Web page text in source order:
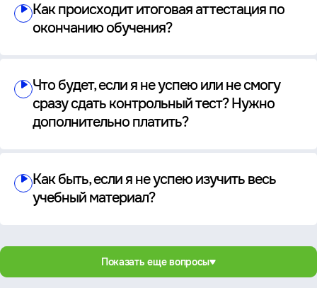
Как происходит итоговая аттестация по
окончанию обучения?
Что будет, если я не успею или не смогу
сразу сдать контрольный тест? Нужно
дополнительно платить?
Как быть, если я не успею изучить весь
учебный материал?
Показать еще вопросы